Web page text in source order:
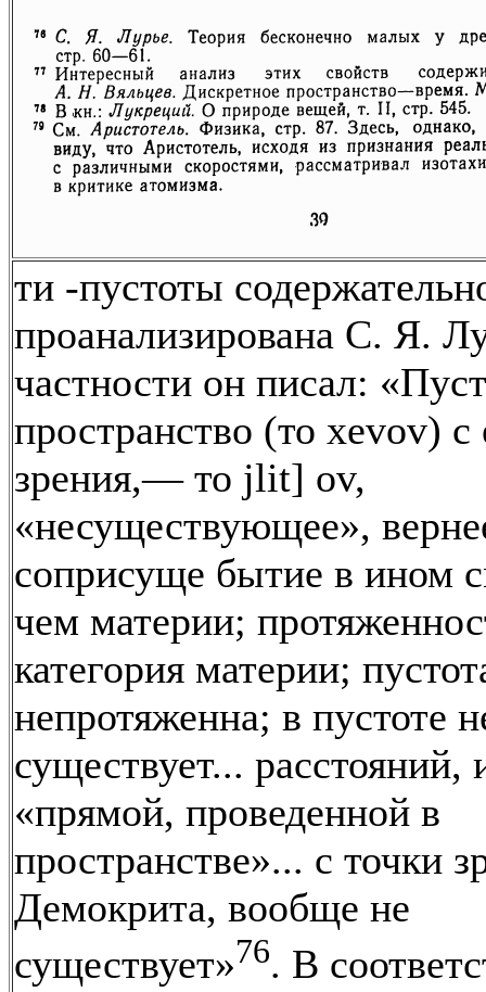
ти -пустоты
проанализирована С. Я.
частности он писал:
пространство (то xevov) с
зрения,— то jlit] ov,
«несуществующее»,
соприсуще бытие в ином
чем материи;
категория материи;
непротяженна; в пустоте
существует... расстояний,
«прямой, проведенной в
пространстве»... с точки
Демокрита, вообще не
существует»76. В